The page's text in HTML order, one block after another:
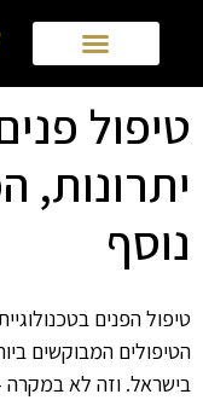
טיפול
יתרונות,
נוסף
טיפול הפנים
הטיפולים המבוקשים
בישראל. וזה לא